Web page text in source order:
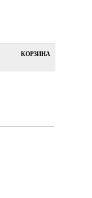
КОРЗИНА